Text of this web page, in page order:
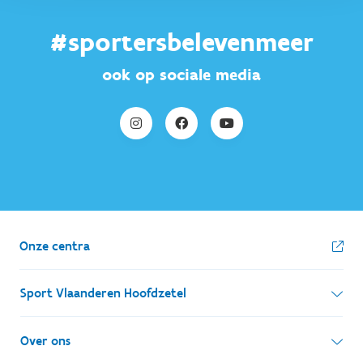
#sportersbelevenmeer
ook op sociale media
Onze centra
Sport Vlaanderen Hoofdzetel
Simon Bolivarlaan 17
Over ons